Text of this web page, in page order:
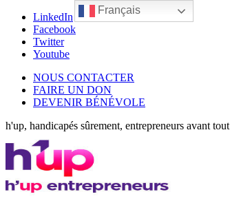
LinkedIn
Facebook
Twitter
Youtube
NOUS CONTACTER
FAIRE UN DON
DEVENIR BÉNÉVOLE
h'up, handicapés sûrement, entrepreneurs avant tout
Français